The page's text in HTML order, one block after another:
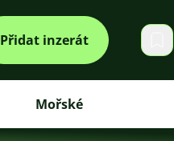
Přidat inzerát
Mořské